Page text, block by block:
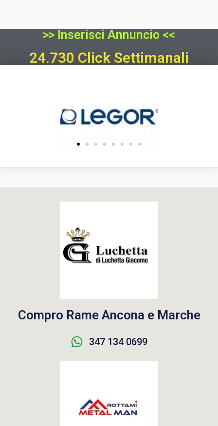
>> Inserisci Annuncio <<
24.730 Click Settimanali
Compro Rame Ancona e Marche
347 134 0699